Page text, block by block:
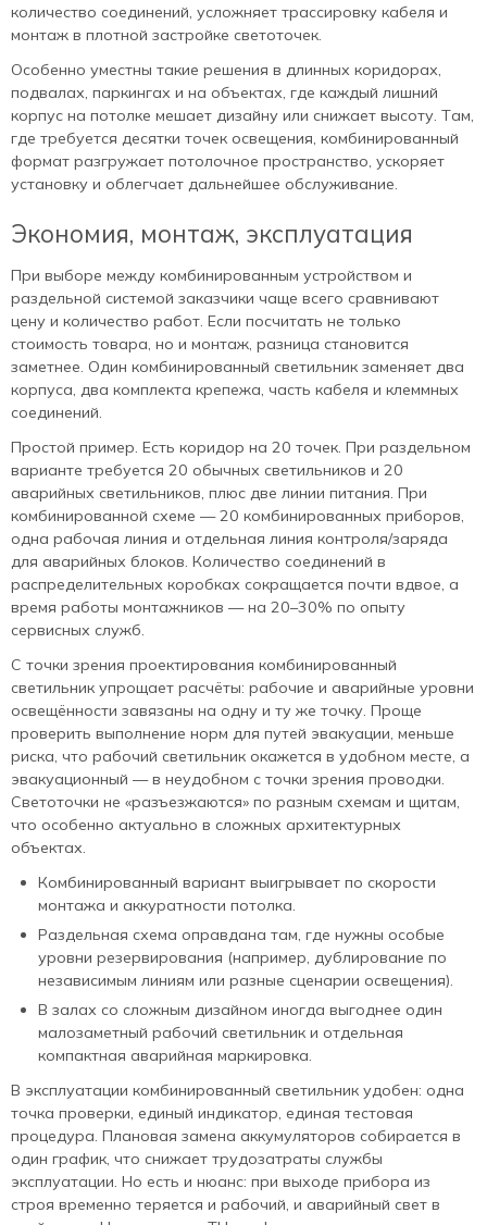
количество соединений, усложняет трассировку кабеля и
монтаж в плотной застройке светоточек.
Особенно уместны такие решения в длинных коридорах,
подвалах, паркингах и на объектах, где каждый лишний
корпус на потолке мешает дизайну или снижает высоту. Там,
где требуется десятки точек освещения, комбинированный
формат разгружает потолочное пространство, ускоряет
установку и облегчает дальнейшее обслуживание.
Экономия, монтаж, эксплуатация
При выборе между комбинированным устройством и
раздельной системой заказчики чаще всего сравнивают
цену и количество работ. Если посчитать не только
стоимость товара, но и монтаж, разница становится
заметнее. Один комбинированный светильник заменяет два
корпуса, два комплекта крепежа, часть кабеля и клеммных
соединений.
Простой пример. Есть коридор на 20 точек. При раздельном
варианте требуется 20 обычных светильников и 20
аварийных светильников, плюс две линии питания. При
комбинированной схеме — 20 комбинированных приборов,
одна рабочая линия и отдельная линия контроля/заряда
для аварийных блоков. Количество соединений в
распределительных коробках сокращается почти вдвое, а
время работы монтажников — на 20–30% по опыту
сервисных служб.
С точки зрения проектирования комбинированный
светильник упрощает расчёты: рабочие и аварийные уровни
освещённости завязаны на одну и ту же точку. Проще
проверить выполнение норм для путей эвакуации, меньше
риска, что рабочий светильник окажется в удобном месте, а
эвакуационный — в неудобном с точки зрения проводки.
Светоточки не «разъезжаются» по разным схемам и щитам,
что особенно актуально в сложных архитектурных
объектах.
Комбинированный вариант выигрывает по скорости
монтажа и аккуратности потолка.
Раздельная схема оправдана там, где нужны особые
уровни резервирования (например, дублирование по
независимым линиям или разные сценарии освещения).
В залах со сложным дизайном иногда выгоднее один
малозаметный рабочий светильник и отдельная
компактная аварийная маркировка.
В эксплуатации комбинированный светильник удобен: одна
точка проверки, единый индикатор, единая тестовая
процедура. Плановая замена аккумуляторов собирается в
один график, что снижает трудозатраты службы
эксплуатации. Но есть и нюанс: при выходе прибора из
строя временно теряется и рабочий, и аварийный свет в